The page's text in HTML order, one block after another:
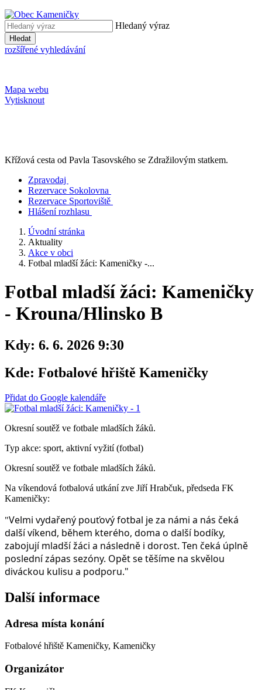
Hledaný výraz
Hledat
rozšířené vyhledávání
Mapa webu
Vytisknout
Křížová cesta od Pavla Tasovského se Zdražilovým statkem.
Zpravodaj
Rezervace Sokolovna
Rezervace Sportoviště
Hlášení rozhlasu
Úvodní stránka
Aktuality
Akce v obci
Fotbal mladší žáci: Kameničky -...
Fotbal mladší žáci: Kameničky
- Krouna/Hlinsko B
Kdy: 6. 6. 2026 9:30
Kde: Fotbalové hřiště Kameničky
Přidat do Google kalendáře
Okresní soutěž ve fotbale mladších žáků.
Typ akce: sport, aktivní vyžití (fotbal)
Okresní soutěž ve fotbale mladších žáků.
Na víkendová fotbalová utkání zve Jiří Hrabčuk, předseda FK
Kameničky:
"Velmi vydařený pouťový fotbal je za námi a nás čeká
další víkend, během kterého, doma o další bodíky,
zabojují mladší žáci a následně i dorost. Ten čeká úplně
poslední zápas sezóny. Opět se těšíme na skvělou
diváckou kulisu a podporu."
Další informace
Adresa místa konání
Fotbalové hřiště Kameničky, Kameničky
Organizátor